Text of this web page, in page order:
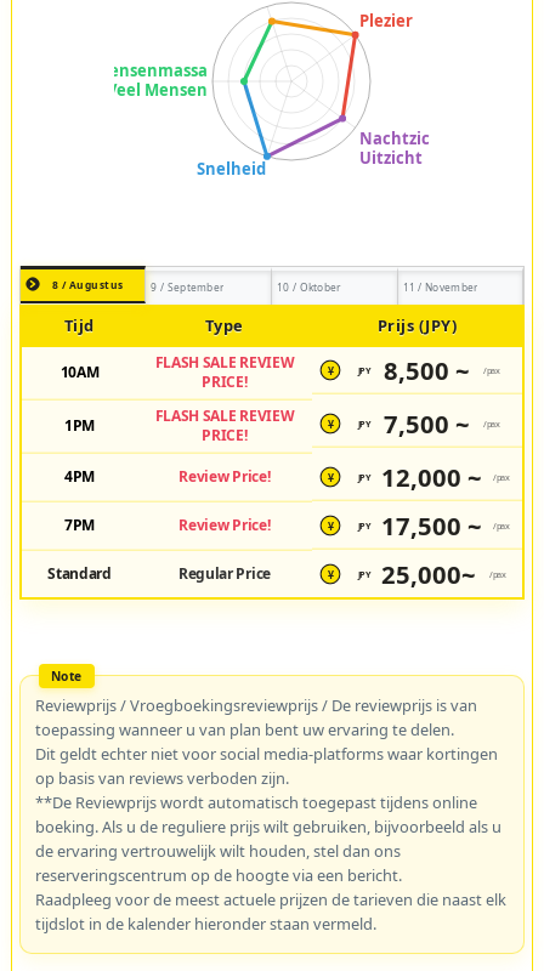
8 / Augustus 9 / September 10 / Oktober 11 / November
Tijd Type Prijs (JPY)
10AM
FLASH SALE REVIEW
PRICE!
¥ JPY 8,500 ~ /pax
1PM
FLASH SALE REVIEW
PRICE!
¥ JPY 7,500 ~ /pax
4PM Review Price! ¥ JPY 12,000 ~ /pax
7PM Review Price! ¥ JPY 17,500 ~ /pax
Standard Regular Price ¥ JPY 25,000~ /pax
Reviewprijs / Vroegboekingsreviewprijs / De reviewprijs is van
toepassing wanneer u van plan bent uw ervaring te delen.
Dit geldt echter niet voor social media-platforms waar kortingen
op basis van reviews verboden zijn.
**De Reviewprijs wordt automatisch toegepast tijdens online
boeking. Als u de reguliere prijs wilt gebruiken, bijvoorbeeld als u
de ervaring vertrouwelijk wilt houden, stel dan ons
reserveringscentrum op de hoogte via een bericht.
Raadpleeg voor de meest actuele prijzen de tarieven die naast elk
tijdslot in de kalender hieronder staan vermeld.